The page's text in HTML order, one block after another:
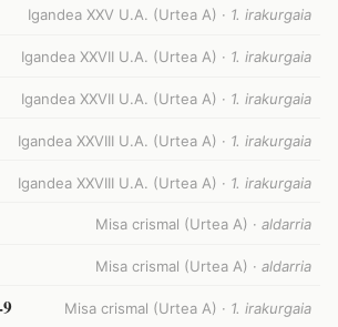
Igandea XXV U.A. (Urtea A) · 1. irakurgaia
Igandea XXVII U.A. (Urtea A) · 1. irakurgaia
Igandea XXVII U.A. (Urtea A) · 1. irakurgaia
Igandea XXVIII U.A. (Urtea A) · 1. irakurgaia
Igandea XXVIII U.A. (Urtea A) · 1. irakurgaia
Misa crismal (Urtea A) · aldarria
Misa crismal (Urtea A) · aldarria
Misa crismal (Urtea A) · 1. irakurgaia